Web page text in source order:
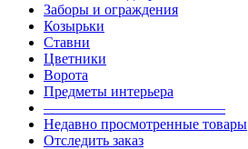
Заборы и ограждения
Козырьки
Ставни
Цветники
Ворота
Предметы интерьера
————————————–
Недавно просмотренные товары
Отследить заказ